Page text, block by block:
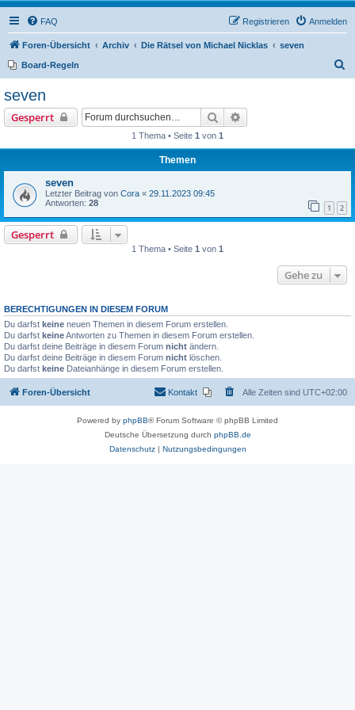
FAQ Anmelden
Registrieren
Foren-Übersicht Archiv Die Rätsel von Michael Nicklas seven
Board-Regeln
seven
Gesperrt Suche
1 Thema • Seite 1 von 1
Themen
seven
Letzter Beitrag von Cora « 29.11.2023 09:45
Antworten: 28 1 2
Gesperrt
1 Thema • Seite 1 von 1
Gehe zu
BERECHTIGUNGEN IN DIESEM FORUM
Du darfst keine neuen Themen in diesem Forum erstellen.
Du darfst keineAntworten zu Themen in diesem Forum erstellen.
Du darfst deine Beiträge in diesem Forum nicht ändern.
Du darfst deine Beiträge in diesem Forum nicht löschen.
Du darfst keine Dateianhänge in diesem Forum erstellen.
Foren-Übersicht Alle Zeiten sind UTC+02:00
Kontakt
Powered by phpBB® Forum Software © phpBB Limited
Deutsche Übersetzung durch phpBB.de
Datenschutz| Nutzungsbedingungen